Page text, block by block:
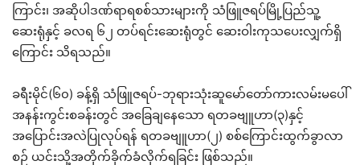
ကြာင်း၊ အဆိုပါဒဏ်ရာရစစ်သားများကို သံဖြူဇရပ်မြို့ပြည်သူ့
ဆေးရုံနှင့် ခလရ ၆၂ တပ်ရင်းဆေးရုံတွင် ဆေးဝါးကုသပေးလျှက်ရှိ
ကြောင်း သိရသည်။
ခရီးမိုင်(၆၀) ခန့်ရှိ သံဖြူဇရပ်-ဘုရားသုံးဆူမော်တော်ကားလမ်းမပေါ်
အနန်းကွင်းစခန်းတွင် အခြေချနေသော ရတခဗျူဟာ(၃)နှင့်
အပြောင်းအလဲပြုလုပ်ရန် ရတခဗျူဟာ(၂) စစ်ကြောင်းထွက်ခွာလာ
စဉ် ယင်းသို့အတိုက်ခိုက်ခံလိုက်ရခြင်း ဖြစ်သည်။